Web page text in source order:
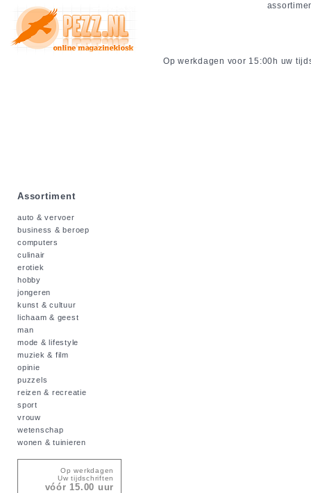
Op werkdagen voor 15:00h uw
Assortiment
auto & vervoer
business & beroep
computers
culinair
erotiek
hobby
jongeren
kunst & cultuur
lichaam & geest
man
mode & lifestyle
muziek & film
opinie
puzzels
reizen & recreatie
sport
vrouw
wetenschap
wonen & tuinieren
Op werkdagen
Uw tijdschriften
vóór 15.00 uur